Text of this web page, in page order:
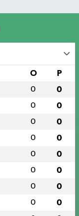
O P
0 0
0 0
0 0
0 0
0 0
0 0
0 0
0 0